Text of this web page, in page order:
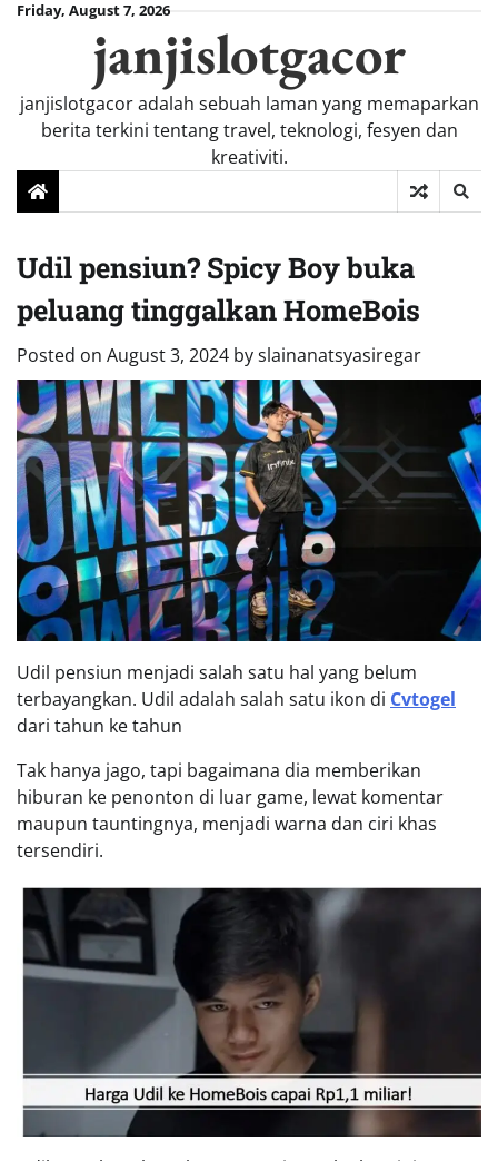
SkipFriday, August 7, 2026
janjislotgacor
janjislotgacor adalah sebuah laman yang memaparkan
berita terkini tentang travel, teknologi, fesyen dan
kreativiti.
Udil pensiun? Spicy Boy buka
peluang tinggalkan HomeBois
Posted on August 3, 2024 byslainanatsyasiregar
Udil pensiun menjadi salah satu hal yang belum
terbayangkan. Udil adalah salah satu ikon di Cvtogel
dari tahun ke tahun
Tak hanya jago, tapi bagaimana dia memberikan
hiburan ke penonton di luar game, lewat komentar
maupun tauntingnya, menjadi warna dan ciri khas
tersendiri.